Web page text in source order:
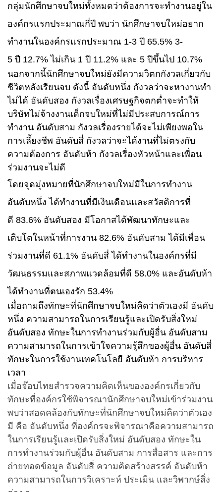
กลุ่มนักศึกษาจบใหม่ทั้งหมดว่าต้องการจะทำงานอยู่ใน
องค์กรแรกประมาณกี่ปี พบว่า นักศึกษาจบใหม่อยาก
ทำงานในองค์กรแรกประมาณ 1-3 ปี 65.5% 3-
5 ปี 12.7% ไม่เกิน 1 ปี 11.2% และ 5 ปีขึ้นไป 10.7%
นอกจากนี้นักศึกษาจบใหม่ยังมีความวิตกกังวลเกี่ยวกับ
ชีวิตหลังเรียนจบ ดังนี้ อันดับหนึ่ง กังวลว่าจะหางานทำ
ไม่ได้ อันดับสอง กังวลเรื่องเศรษฐกิจตกต่ำจะทำให้
บริษัทไม่จ้างงานเด็กจบใหม่ที่ไม่มีประสบการณ์การ
ทำงาน อันดับสาม กังวลเรื่องรายได้จะไม่เพียงพอใน
การเลี้ยงชีพ อันดับสี่ กังวลว่าจะได้งานที่ไม่ตรงกับ
ความต้องการ อันดับห้า กังวลเรื่องหัวหน้าและเพื่อน
ร่วมงานจะไม่ดี
โดยจุดมุ่งหมายที่นักศึกษาจบใหม่มีในการทำงาน
อันดับหนึ่ง ได้ทำงานที่มีเงินเดือนและสวัสดิการที่
ดี 83.6% อันดับสอง มีโอกาสได้พัฒนาทักษะและ
เติบโตในหน้าที่การงาน 82.6% อันดับสาม ได้มีเพื่อน
ร่วมงานที่ดี 61.1% อันดับสี่ ได้ทำงานในองค์กรที่มี
วัฒนธรรมและสภาพแวดล้อมที่ดี 58.0% และอันดับห้า
ได้ทำงานที่ตนเองรัก 53.4%
เมื่อถามถึงทักษะที่นักศึกษาจบใหม่คิดว่าตัวเองมี อันดับ
หนึ่ง ความสามารถในการเรียนรู้และเปิดรับสิ่งใหม่
อันดับสอง ทักษะในการทำงานร่วมกับผู้อื่น อันดับสาม
ความสามารถในการเข้าใจความรู้สึกของผู้อื่น อันดับสี่
ทักษะในการใช้งานเทคโนโลยี อันดับห้า การบริหาร
เวลา
เมื่อจ๊อบไทยสำรวจความคิดเห็นขององค์กรเกี่ยวกับ
ทักษะที่องค์กรใช้พิจารณานักศึกษาจบใหม่เข้าร่วมงาน
พบว่าสอดคล้องกับทักษะที่นักศึกษาจบใหม่คิดว่าตัวเอง
มี คือ อันดับหนึ่ง ที่องค์กรจะพิจารณาคือความสามารถ
ในการเรียนรู้และเปิดรับสิ่งใหม่ อันดับสอง ทักษะใน
การทำงานร่วมกับผู้อื่น อันดับสาม การสื่อสาร และการ
ถ่ายทอดข้อมูล อันดับสี่ ความคิดสร้างสรรค์ อันดับห้า
ความสามารถในการวิเคราะห์ ประเมิน และวิพากษ์สิ่ง